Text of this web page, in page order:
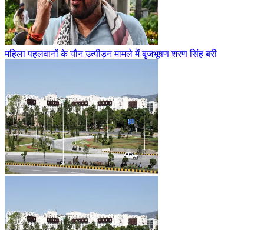
महिला पहलवानों के यौन उत्पीड़न मामले में बृजभूषण शरण सिंह बरी